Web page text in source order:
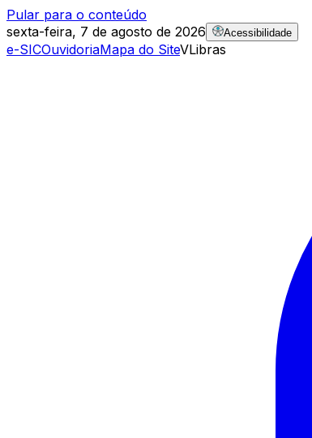
Pular para o conteúdo
sexta-feira, 7 de agosto de 2026
Acessibilidade
e-SICOuvidoriaMapa do SiteVLibras